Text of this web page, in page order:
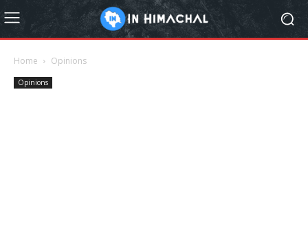
Home Opinions
Opinions